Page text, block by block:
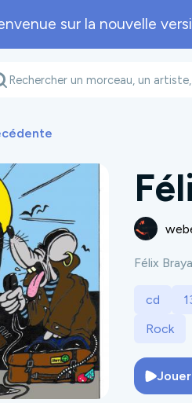
sur la nouvelle
Félix
cd
Rock